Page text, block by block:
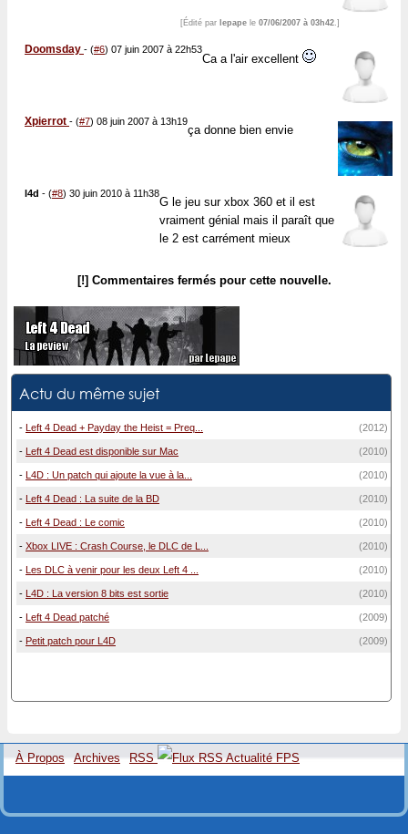
[Édité par lepape le 07/06/2007 à 03h42 .]
Doomsday - (#6) 07 juin 2007 à 22h53
Ca a l'air excellent
Xpierrot - (#7) 08 juin 2007 à 13h19
ça donne bien envie
l4d - (#8) 30 juin 2010 à 11h38
G le jeu sur xbox 360 et il est
vraiment génial mais il paraît que
le 2 est carrément mieux
[!] Commentaires fermés pour cette nouvelle.
Actu du même sujet
- Left 4 Dead + Payday the Heist = Preq... (2012)
- Left 4 Dead est disponible sur Mac (2010)
- L4D : Un patch qui ajoute la vue à la... (2010)
- Left 4 Dead : La suite de la BD (2010)
- Left 4 Dead : Le comic (2010)
- Xbox LIVE : Crash Course, le DLC de L... (2010)
- Les DLC à venir pour les deux Left 4 ... (2010)
- L4D : La version 8 bits est sortie (2010)
- Left 4 Dead patché (2009)
- Petit patch pour L4D (2009)
À Propos Archives RSS